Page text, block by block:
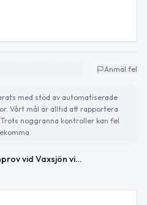
Anmäl fel
med stöd av automatiserade
Vårt mål är alltid att rapportera
noggranna kontroller kan fel
Badvattenprov vid Vaxsjön visar otjänligt vatten